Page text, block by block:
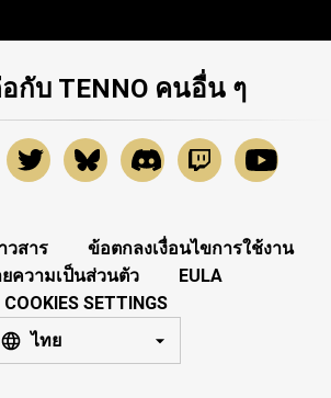
กับ TENNO คนอื่น ๆ
วสาร
ข้อตกลงเงื่อนไขการใช้งาน
ความเป็นส่วนตัว
EULA
COOKIES SETTINGS
ไทย